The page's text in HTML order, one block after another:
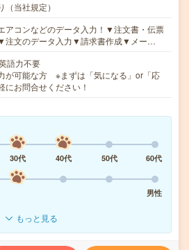
（当社規定）
アコンなどのデータ入力！▼注文書・伝票
注文のデータ入力▼請求書作成▼メー…
語力不要
が可能な方 ※まずは「気になる」or「応
にお問合せください！
30代 40代 50代
60代
男性
もっと見る